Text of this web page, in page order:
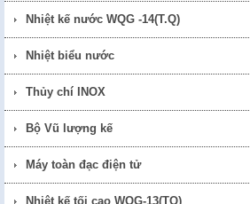
Nhiệt kế nước WQG -14(T.Q)
Nhiệt biểu nước
Thủy chí INOX
Bộ Vũ lượng kế
Máy toàn đạc điện tử
Nhiệt kế tối cao WQG-13(TQ)